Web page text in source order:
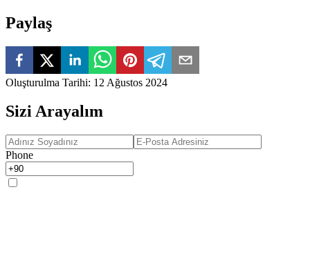
Paylaş
Oluşturulma Tarihi: 12 Ağustos 2024
Sizi Arayalım
Phone